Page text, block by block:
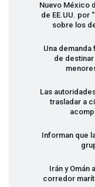
Nuevo México
de EE.UU. por
sobre los
Una
de
Las
trasladar a
Informan que
Irán y Omán
corredor